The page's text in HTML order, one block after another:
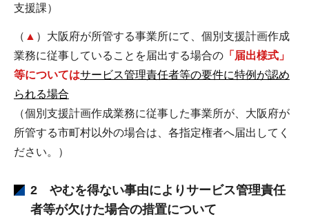
支援課）
（ ▲ ）大阪府が所管する事業所にて、個別支援計画作成
業務に従事していることを届出する場合の 「届出様式」
等についてはサービス管理責任者等の要件に特例が認め
られる場合
（個別支援計画作成業務に従事した事業所が、大阪府が
所管する市町村以外の場合は、各指定権者へ届出してく
ださい。）
2 やむを得ない事由によりサービス管理責任
者等が欠けた場合の措置について